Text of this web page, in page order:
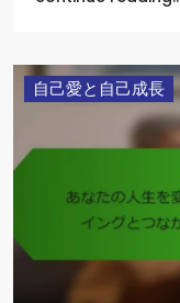
自己愛と自己成長